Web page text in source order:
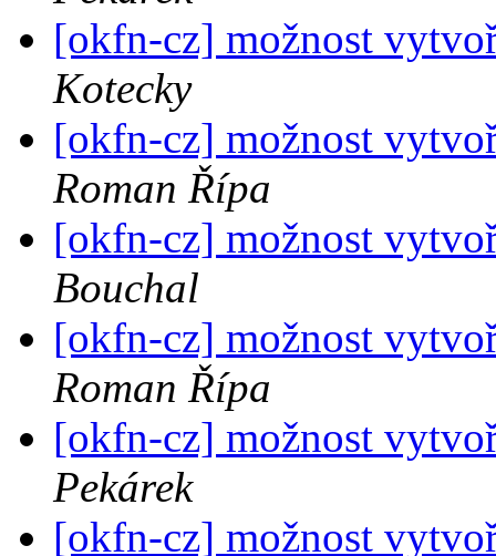
[okfn-cz] možnost
Kotecky
[okfn-cz] možnost
Roman Řípa
[okfn-cz] možnost
Bouchal
[okfn-cz] možnost
Roman Řípa
[okfn-cz] možnost
Pekárek
[okfn-cz] možnost